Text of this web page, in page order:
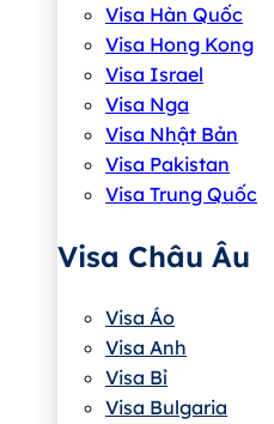
Visa Hàn Quốc
Visa Hong Kong
Visa Israel
Visa Nga
Visa Nhật Bản
Visa Pakistan
Visa Trung Quốc
Visa Châu Âu
Visa Áo
Visa Anh
Visa Bỉ
Visa Bulgaria